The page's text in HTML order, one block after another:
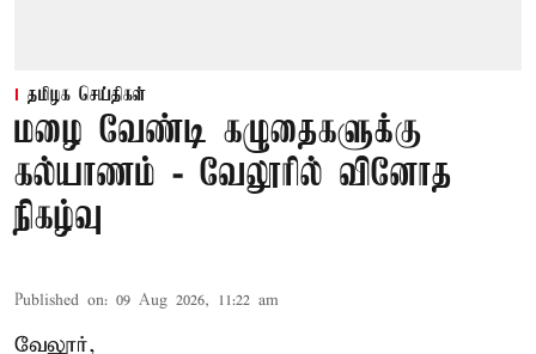
தமிழக செய்திகள்
மழை வேண்டி கழுதைகளுக்கு
கல்யாணம் - வேலூரில் வினோத
நிகழ்வு
Published on: 09 Aug 2026, 11:22 am
வேலூர்,